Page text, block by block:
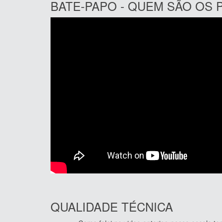
BATE-PAPO - QUEM SÃO OS
QUALIDADE TÉCNICA